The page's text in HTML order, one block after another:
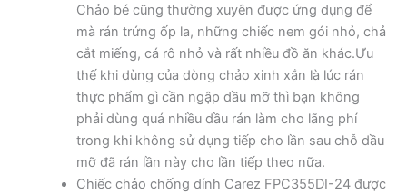
Chảo bé cũng thường xuyên được ứng dụng để
mà rán trứng ốp la, những chiếc nem gói nhỏ, chả
cắt miếng, cá rô nhỏ và rất nhiều đồ ăn khác.Ưu
thế khi dùng của dòng chảo xinh xắn là lúc rán
thực phẩm gì cần ngập dầu mỡ thì bạn không
phải dùng quá nhiều dầu rán làm cho lãng phí
trong khi không sử dụng tiếp cho lần sau chỗ dầu
mỡ đã rán lần này cho lần tiếp theo nữa.
Chiếc chảo chống dính Carez FPC355DI-24 được